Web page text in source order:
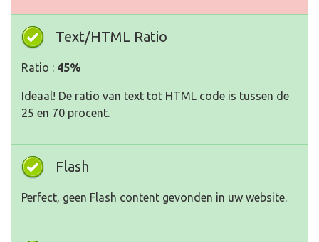
Text/HTML Ratio
Ratio : 45%
Ideaal! De ratio van text tot HTML code is tussen de
25 en 70 procent.
Flash
Perfect, geen Flash content gevonden in uw website.